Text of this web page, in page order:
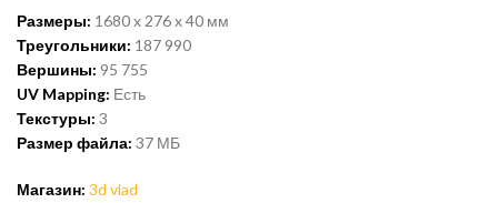
Размеры: 1680 x 276 x 40 мм
Треугольники: 187 990
Вершины: 95 755
UV Mapping: Есть
Текстуры: 3
Размер файла: 37 МБ
Магазин: 3d vlad